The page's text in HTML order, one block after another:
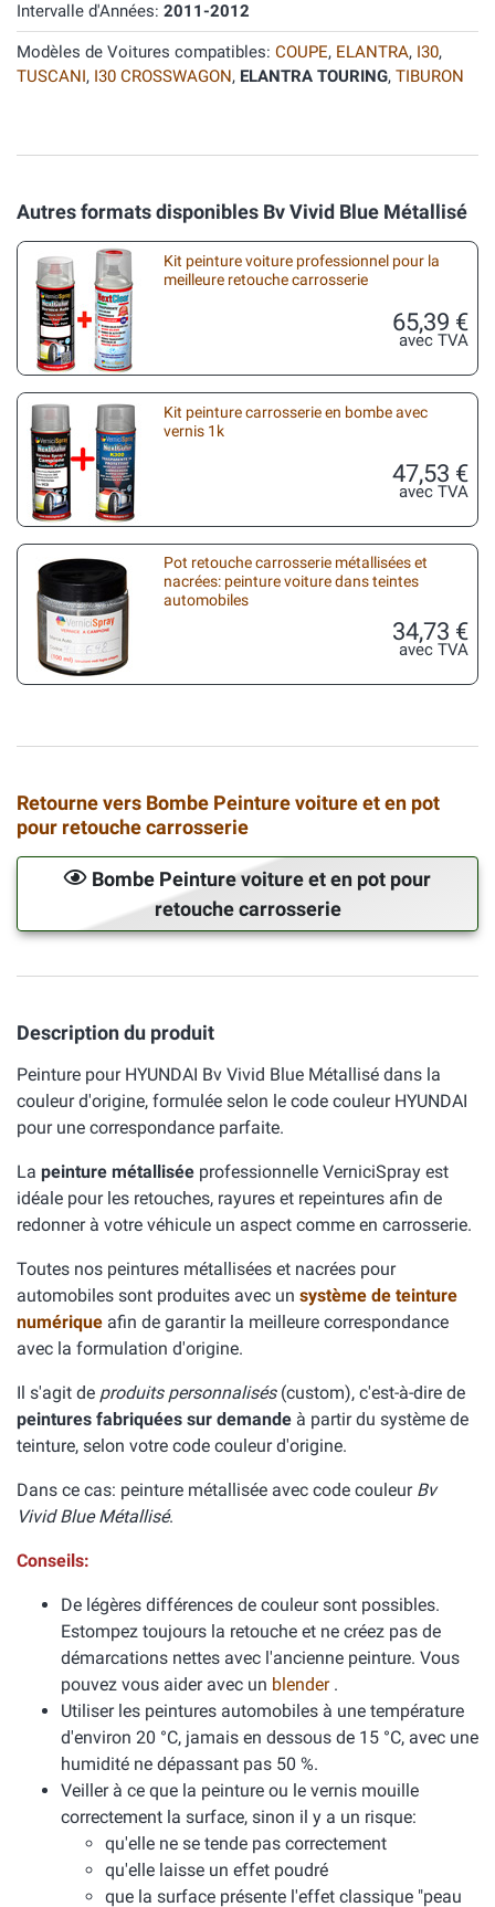
Intervalle d'Années: 2011-2012
Modèles de Voitures compatibles: COUPE, ELANTRA, I30,
TUSCANI, I30 CROSSWAGON, ELANTRA TOURING, TIBURON
Autres formats disponibles Bv Vivid Blue Métallisé
Kit peinture voiture professionnel pour la
meilleure retouche carrosserie
65,39 €
avec TVA
Kit peinture carrosserie en bombe avec
vernis 1k
47,53 €
avec TVA
Pot retouche carrosserie métallisées et
nacrées: peinture voiture dans teintes
automobiles
34,73 €
avec TVA
Retourne vers Bombe Peinture voiture et en pot
pour retouche carrosserie
Bombe Peinture voiture et en pot pour
retouche carrosserie
Description du produit
Peinture pour HYUNDAI Bv Vivid Blue Métallisé dans la
couleur d'origine, formulée selon le code couleur HYUNDAI
pour une correspondance parfaite.
La peinture métallisée professionnelle VerniciSpray est
idéale pour les retouches, rayures et repeintures afin de
redonner à votre véhicule un aspect comme en carrosserie.
Toutes nos peintures métallisées et nacrées pour
automobiles sont produites avec un système de teinture
numérique afin de garantir la meilleure correspondance
avec la formulation d'origine.
Il s'agit de produits personnalisés(custom), c'est-à-dire de
peintures fabriquées sur demande à partir du système de
teinture, selon votre code couleur d'origine.
Dans ce cas: peinture métallisée avec code couleur Bv
Vivid Blue Métallisé.
Conseils:
De légères différences de couleur sont possibles.
Estompez toujours la retouche et ne créez pas de
démarcations nettes avec l'ancienne peinture. Vous
pouvez vous aider avec un blender .
Utiliser les peintures automobiles à une température
d'environ 20 °C, jamais en dessous de 15 °C, avec une
humidité ne dépassant pas 50 %.
Veiller à ce que la peinture ou le vernis mouille
correctement la surface, sinon il y a un risque:
qu'elle ne se tende pas correctement
qu'elle laisse un effet poudré
que la surface présente l'effet classique "peau